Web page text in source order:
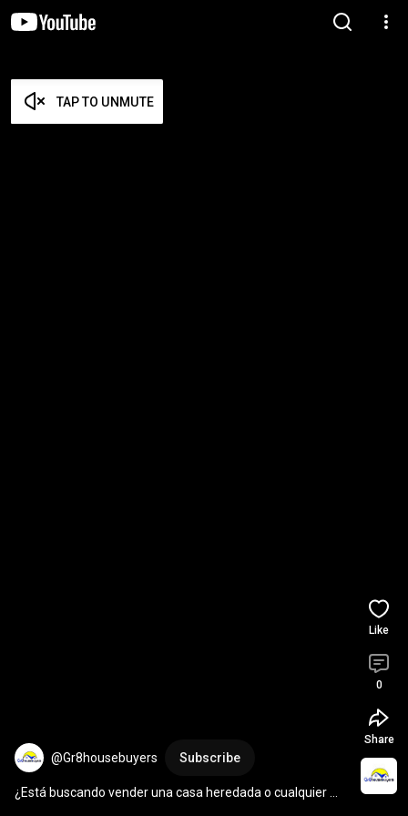
TAP TO UNMUTE
@Gr8housebuyers Subscribe
¿Está buscando vender una casa heredada o cualquier
Like
0
Share